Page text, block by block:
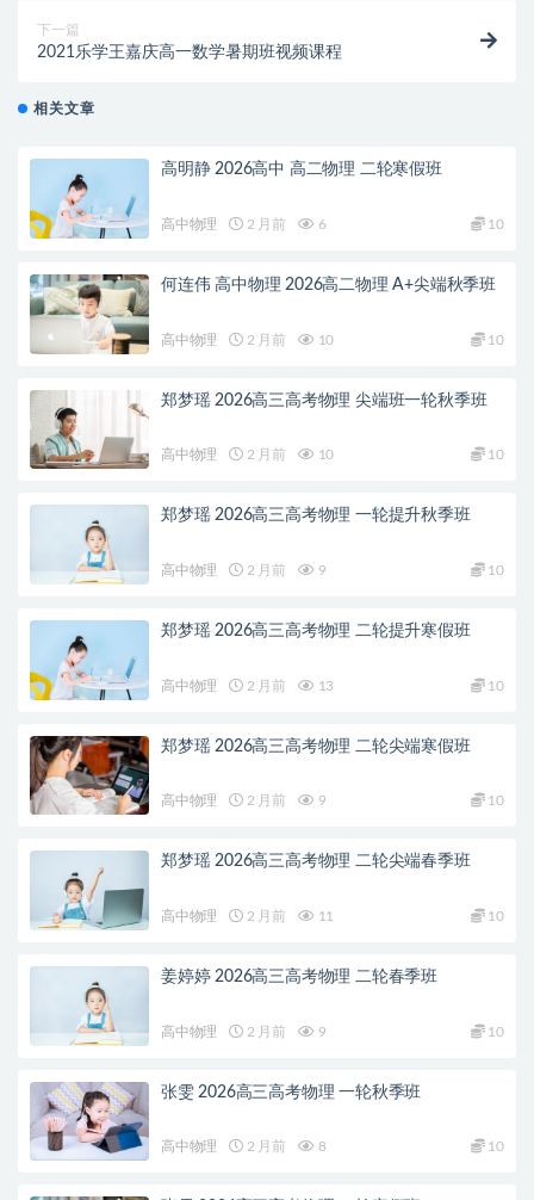
下一篇
2021乐学王嘉庆高一数学暑期班视频课程
相关文章
高明静 2026高中 高二物理 二轮寒假班
高中物理 2 月前 6 10
何连伟 高中物理 2026高二物理 A+尖端秋季班
高中物理 2 月前 10 10
郑梦瑶 2026高三高考物理 尖端班一轮秋季班
高中物理 2 月前 10 10
郑梦瑶 2026高三高考物理 一轮提升秋季班
高中物理 2 月前 9 10
郑梦瑶 2026高三高考物理 二轮提升寒假班
高中物理 2 月前 13 10
郑梦瑶 2026高三高考物理 二轮尖端寒假班
高中物理 2 月前 9 10
郑梦瑶 2026高三高考物理 二轮尖端春季班
高中物理 2 月前 11 10
姜婷婷 2026高三高考物理 二轮春季班
高中物理 2 月前 9 10
张雯 2026高三高考物理 一轮秋季班
高中物理 2 月前 8 10